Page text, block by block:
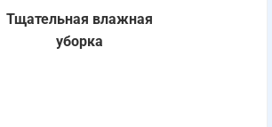
Тщательная влажная
уборка